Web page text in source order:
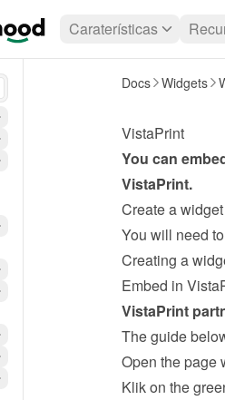
Caraterísticas
Docs Widgets
VistaPrint
VistaPrint.
Create a widget
Creating a
Embed in
VistaPrint
The guide
Open the page
Klik on the